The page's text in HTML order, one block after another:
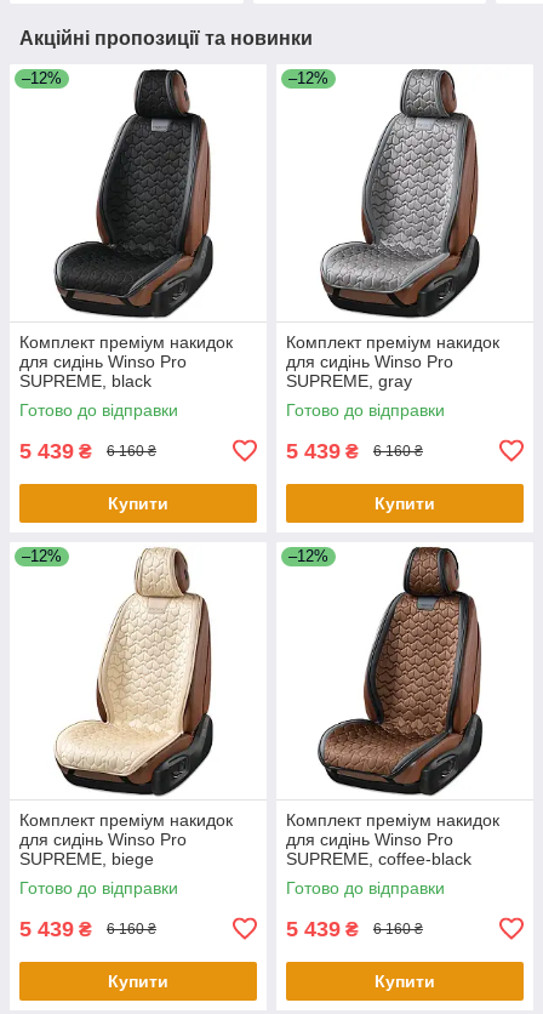
Акційні пропозиції та новинки
–12%
Комплект преміум накидок
для сидінь Winso Pro
SUPREME, black
Готово до відправки
5 439 ₴ 6 160 ₴
Купити
–12%
Комплект преміум накидок
для сидінь Winso Pro
SUPREME, gray
Готово до відправки
5 439 ₴ 6 160 ₴
Купити
–12%
Комплект преміум накидок
для сидінь Winso Pro
SUPREME, biege
Готово до відправки
5 439 ₴ 6 160 ₴
Купити
–12%
Комплект преміум накидок
для сидінь Winso Pro
SUPREME, coffee-black
Готово до відправки
5 439 ₴ 6 160 ₴
Купити